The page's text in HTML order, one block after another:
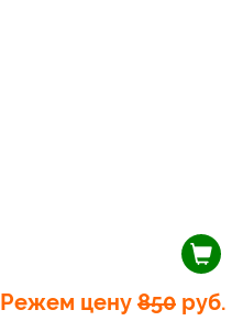
Режем цену 850 руб.